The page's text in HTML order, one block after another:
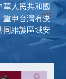
華人民共和國
重申台灣有決
同維護區域安